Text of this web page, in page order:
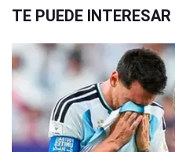
TE PUEDE INTERESAR